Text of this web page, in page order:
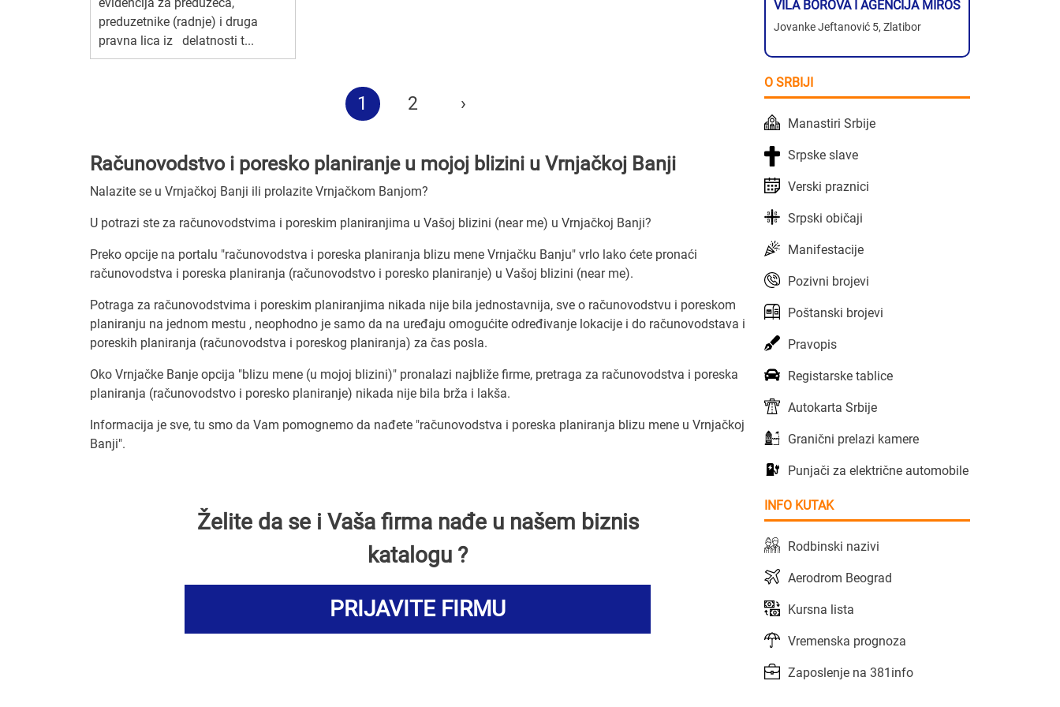
preduzetnike (radnje) i druga
pravna lica iz delatnosti t...
1 2 ›
Računovodstvo i poresko planiranje u mojoj blizini u Vrnjačkoj Banji
Nalazite se u Vrnjačkoj Banji ili prolazite Vrnjačkom Banjom?
U potrazi ste za računovodstvima i poreskim planiranjima u Vašoj blizini (near me) u Vrnjačkoj Banji?
Preko opcije na portalu "računovodstva i poreska planiranja blizu mene Vrnjačku Banju" vrlo lako ćete pronaći
računovodstva i poreska planiranja (računovodstvo i poresko planiranje) u Vašoj blizini (near me).
Potraga za računovodstvima i poreskim planiranjima nikada nije bila jednostavnija, sve o računovodstvu i poreskom
planiranju na jednom mestu , neophodno je samo da na uređaju omogućite određivanje lokacije i do računovodstava i
poreskih planiranja (računovodstva i poreskog planiranja) za čas posla.
Oko Vrnjačke Banje opcija "blizu mene (u mojoj blizini)" pronalazi najbliže firme, pretraga za računovodstva i poreska
planiranja (računovodstvo i poresko planiranje) nikada nije bila brža i lakša.
Informacija je sve, tu smo da Vam pomognemo da nađete "računovodstva i poreska planiranja blizu mene u Vrnjačkoj
Banji".
Želite da se i Vaša firma nađe u našem biznis
katalogu ?
PRIJAVITE FIRMU
VILA BOROVA I AGENCIJA MIROS
Jovanke Jeftanović 5, Zlatibor
O SRBIJI
Manastiri Srbije
Srpske slave
Verski praznici
Srpski običaji
Manifestacije
Pozivni brojevi
Poštanski brojevi
Pravopis
Registarske tablice
Autokarta Srbije
Granični prelazi kamere
Punjači za električne automobile
INFO KUTAK
Rodbinski nazivi
Aerodrom Beograd
Kursna lista
Vremenska prognoza
Zaposlenje na 381info